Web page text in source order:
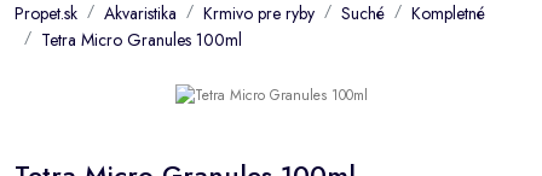
Propet.sk Akvaristika Krmivo pre ryby Suché
Kompletné
Tetra Micro Granules 100ml